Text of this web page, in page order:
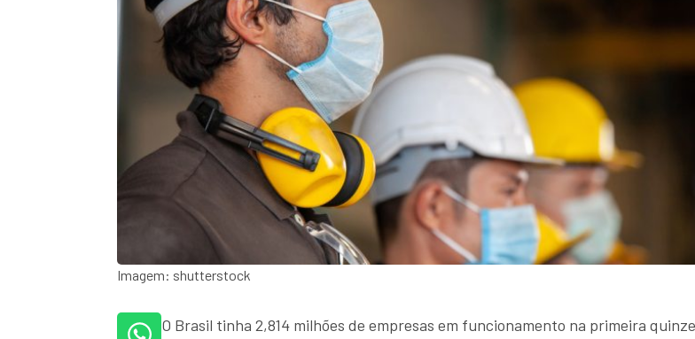
Imagem: shutterstock
O Brasil tinha 2,814 milhões de empresas em funcionamento na primeira